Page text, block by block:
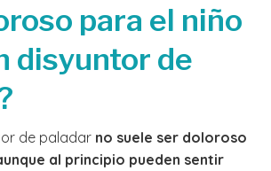
para el niño
disyuntor de
de paladar no suele ser doloroso
al principio pueden sentir